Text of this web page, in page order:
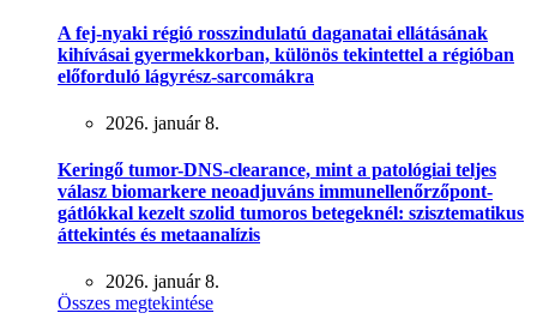
A fej-nyaki régió rosszindulatú daganatai ellátásának
kihívásai gyermekkorban, különös tekintettel a régióban
előforduló lágyrész-sarcomákra
2026. január 8.
Keringő tumor-DNS-clearance, mint a patológiai teljes
válasz biomarkere neoadjuváns immunellenőrzőpont-
gátlókkal kezelt szolid tumoros betegeknél: szisztematikus
áttekintés és metaanalízis
2026. január 8.
Összes megtekintése